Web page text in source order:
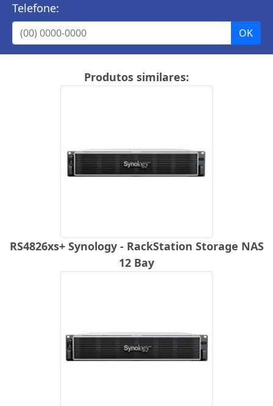
Telefone:
Produtos similares:
RS4826xs+ Synology - RackStation Storage NAS
12 Bay